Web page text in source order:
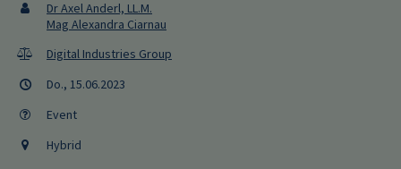
Dr Axel Anderl, LL.M.
Mag Alexandra Ciarnau
Digital Industries Group
Do., 15.06.2023
Event
Hybrid